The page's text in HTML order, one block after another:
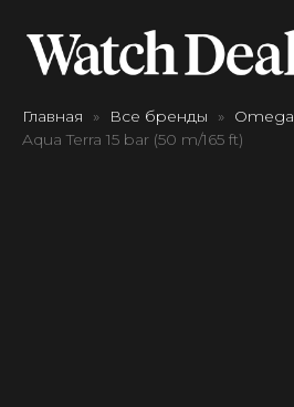
Главная Все бренды Omega
Aqua Terra 15 bar (50 m/165 ft)